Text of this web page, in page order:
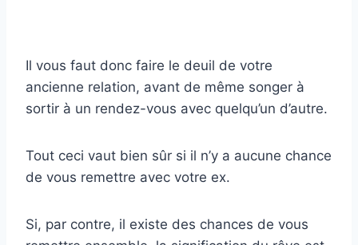
Il vous faut donc faire le deuil de votre
ancienne relation, avant de même songer à
sortir à un rendez-vous avec quelqu’un d’autre.
Tout ceci vaut bien sûr si il n’y a aucune chance
de vous remettre avec votre ex.
Si, par contre, il existe des chances de vous